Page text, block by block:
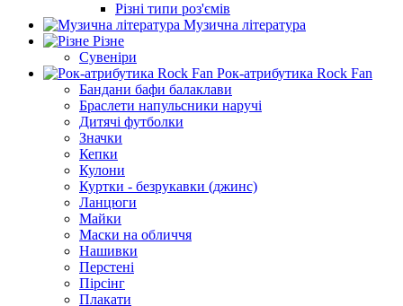
Різні типи роз'ємів
Музична література
Різне
Сувеніри
Рок-атрибутика Rock Fan
Бандани бафи балаклави
Браслети напульсники наручі
Дитячі футболки
Значки
Кепки
Кулони
Куртки - безрукавки (джинс)
Ланцюги
Майки
Маски на обличчя
Нашивки
Перстені
Пірсінг
Плакати